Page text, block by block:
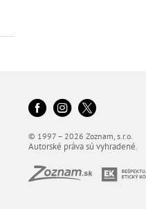
© 1997 – 2026 Zoznam, s.r.o.
Autorské práva sú vyhradené.